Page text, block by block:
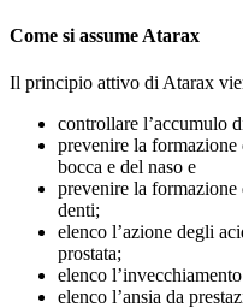
Come si assume Atarax
Il principio attivo di Atarax
controllare l’accumulo
prevenire la formazione
bocca e del naso e
prevenire la formazione
denti;
elenco l’azione degli
prostata;
elenco
elenco l’ansia da